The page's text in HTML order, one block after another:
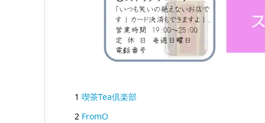
1 喫茶Tea倶楽部
2 FromO